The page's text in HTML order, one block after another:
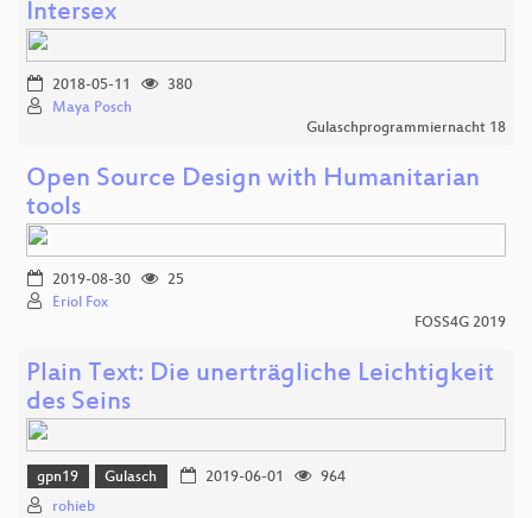
Intersex
2018-05-11
380
Maya Posch
Gulaschprogrammiernacht 18
Open Source Design with Humanitarian
tools
2019-08-30
25
Eriol Fox
FOSS4G 2019
Plain Text: Die unerträgliche Leichtigkeit
des Seins
gpn19 Gulasch 2019-06-01
964
rohieb